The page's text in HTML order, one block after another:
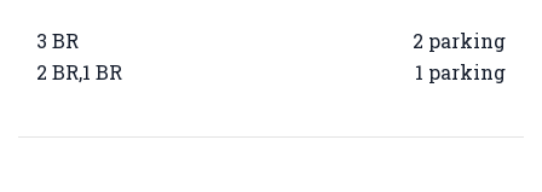
3 BR
2 parking
2 BR,1 BR
1 parking